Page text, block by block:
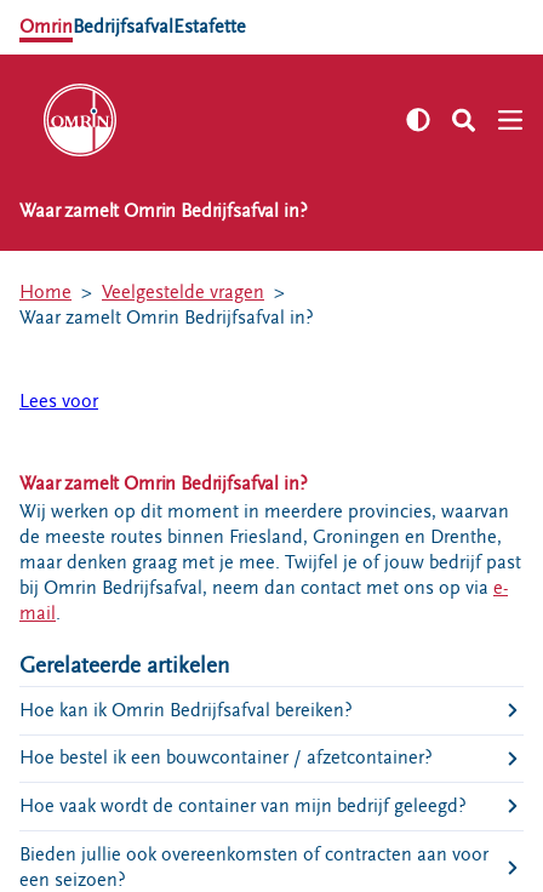
OmrinBedrijfsafval Estafette
NL EN
Afvalkalender
Milieustraten
Kringloopspullen
Afval aanmelden
Bouwcontainer huren
Ons verhaal
Ontdek Omrin
Over Omrin
Hier werken we aan
Ecopark De Wierde
Projecten
Waar zamelt Omrin Bedrijfsafval in?
Home
Veelgestelde vragen
Waar zamelt Omrin Bedrijfsafval in?
Lees voor
Waar zamelt Omrin Bedrijfsafval in?
Wij werken op dit moment in meerdere provincies, waarvan
de meeste routes binnen Friesland, Groningen en Drenthe,
maar denken graag met je mee. Twijfel je of jouw bedrijf past
bij Omrin Bedrijfsafval, neem dan contact met ons op via e-
mail.
Gerelateerde artikelen
Hoe kan ik Omrin Bedrijfsafval bereiken?
Hoe bestel ik een bouwcontainer / afzetcontainer?
Hoe vaak wordt de container van mijn bedrijf geleegd?
Bieden jullie ook overeenkomsten of contracten aan voor
een seizoen?